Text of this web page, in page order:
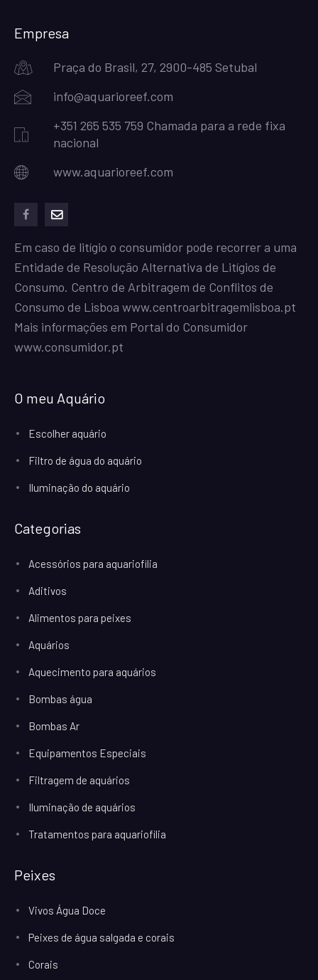
Empresa
Praça do Brasil, 27, 2900-485 Setubal
info@aquarioreef.com
+351 265 535 759 Chamada para a rede fixa
nacional
www.aquarioreef.com
Em caso de litígio o consumidor pode recorrer a uma
Entidade de Resolução Alternativa de Litígios de
Consumo. Centro de Arbitragem de Conflitos de
Consumo de Lisboa www.centroarbitragemlisboa.pt
Mais informações em Portal do Consumidor
www.consumidor.pt
O meu Aquário
Escolher aquário
Filtro de água do aquário
Iluminação do aquário
Categorias
Acessórios para aquariofilia
Aditivos
Alimentos para peixes
Aquários
Aquecimento para aquários
Bombas água
Bombas Ar
Equipamentos Especiais
Filtragem de aquários
Iluminação de aquários
Tratamentos para aquariofilia
Peixes
Vivos Água Doce
Peixes de água salgada e corais
Corais